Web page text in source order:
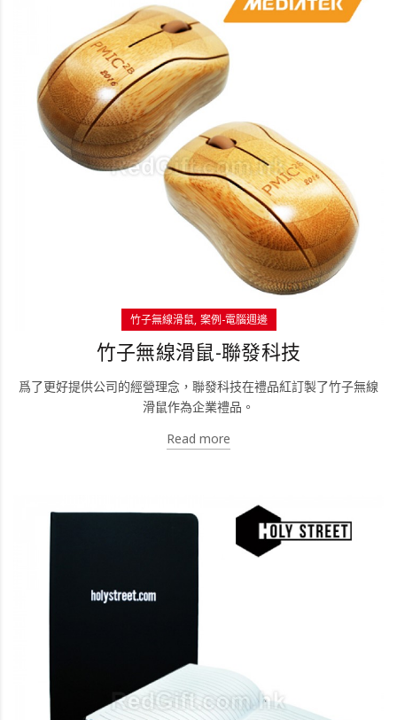
竹子無線滑鼠 案例-電腦週邊
竹子無線滑鼠-聯發科技
爲了更好提供公司的經營理念，聯發科技在禮品紅訂製了竹子無線
滑鼠作為企業禮品。
Read more